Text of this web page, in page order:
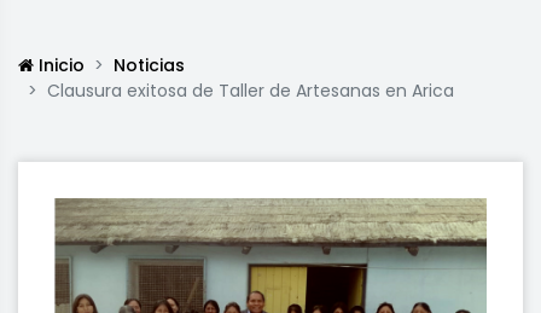
Inicio
Noticias
Clausura exitosa de Taller de Artesanas en Arica